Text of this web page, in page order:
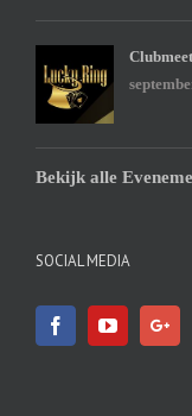
Bekijk alle
SOCIAL MEDIA